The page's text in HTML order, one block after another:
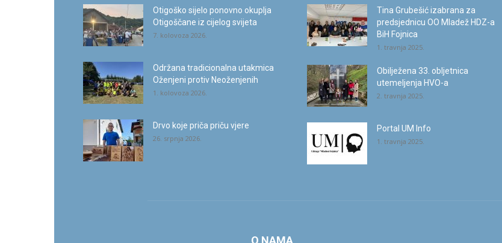
Otigoško sijelo ponovno okuplja
Otigoščane iz cijelog svijeta
7. kolovoza 2026.
Održana tradicionalna utakmica
Oženjeni protiv Neoženjenih
1. kolovoza 2026.
Drvo koje priča priču vjere
26. srpnja 2026.
Tina Grubešić izabrana za
predsjednicu OO Mladež HDZ-a
BiH Fojnica
1. travnja 2025.
Obilježena 33. obljetnica
utemeljenja HVO-a
2. travnja 2025.
Portal UM Info
1. travnja 2025.
O NAMA